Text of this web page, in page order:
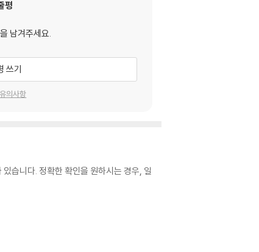
평
남겨주세요.
쓰기
의사항
습니다. 정확한 확인을 원하시는 경우, 일